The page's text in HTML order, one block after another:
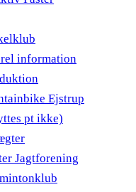
information
Ejstrup
pt ikke)
Jagtforening